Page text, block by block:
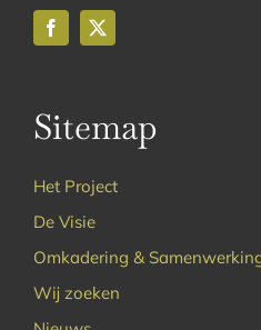
Sitemap
Het Project
De Visie
Omkadering &
Wij zoeken